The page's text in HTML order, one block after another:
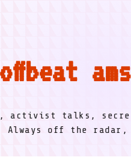
offbeat
activist talks,
Always off the